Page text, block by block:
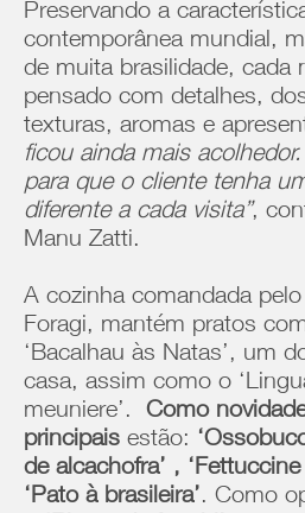
Preservando a
contemporânea mundial,
de muita brasilidade, cada
pensado com detalhes,
texturas, aromas e
ficou ainda mais
para que o cliente tenha
diferente a cada visita”,
Manu Zatti.
A cozinha comandada
Foragi, mantém pratos
‘Bacalhau às Natas’, um
casa, assim como o
meuniere’. Como
principais estão:
de alcachofra’ ,
‘Pato à brasileira’ . Como